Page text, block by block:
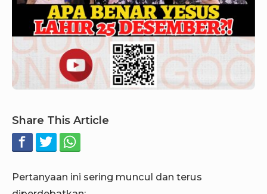
Share This Article
Pertanyaan ini sering muncul dan terus